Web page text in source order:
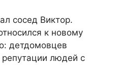
сосед Виктор.
к новому
детдомовцев
репутации людей с